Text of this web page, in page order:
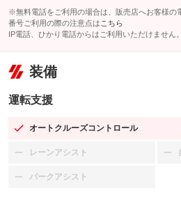
※無料電話をご利用の場合は、販売店へお客様の
番号ご利用の際の注意点は こちら
IP電話、ひかり電話からはご利用いただけません。
装備
運転支援
オートクルーズコントロール
：装備あり
レーンアシスト
：装備なし
パークアシスト
：装備なし